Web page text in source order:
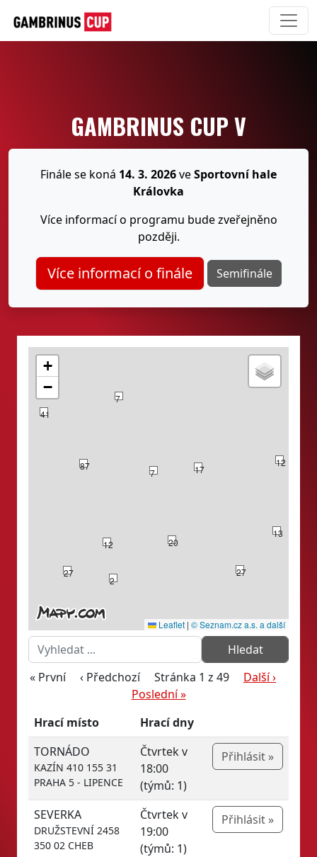
GAMBRINUS CUP V
Finále se koná 14. 3. 2026veSportovní hale
Královka
Více informací o programu bude zveřejněno
později.
Více informací o finále Semifinále
2
27
7
13
20
12
17
7
12
27
87
41
+
−
Leaflet | © Seznam.cz a.s. a další
« První ‹ Předchozí Stránka 1 z 49
Další ›
Poslední »
Hrací místo
Hrací dny
TORNÁDO
KAZÍN 410 155 31
PRAHA 5 - LIPENCE
Čtvrtek v
18:00
(týmů: 1)
Přihlásit »
SEVERKA
DRUŽSTEVNÍ 2458
350 02 CHEB
Čtvrtek v
19:00
(týmů: 1)
Přihlásit »